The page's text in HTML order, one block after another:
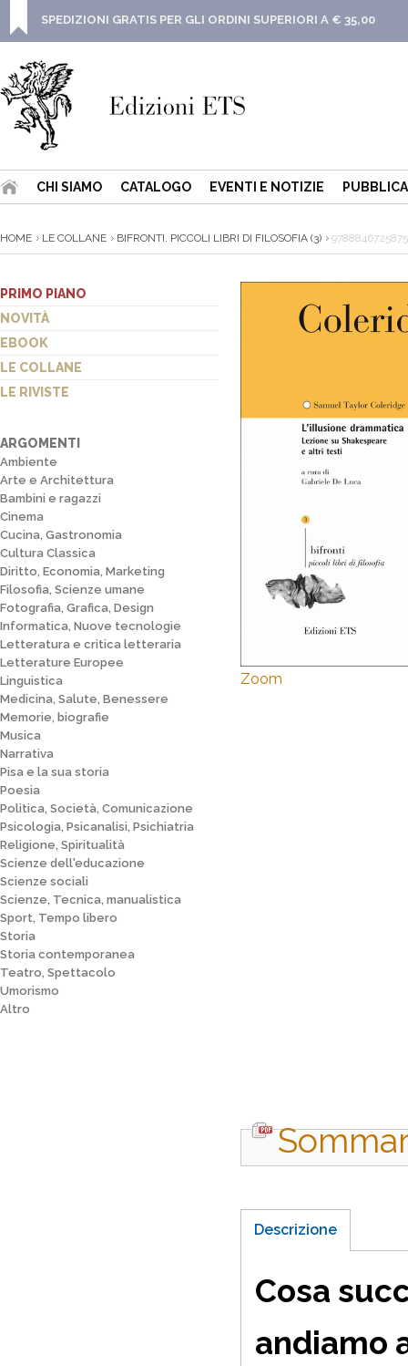
SPEDIZIONI GRATIS PER GLI ORDINI SUPERIORI A € 35,00
CHI SIAMO CATALOGO EVENTI E NOTIZIE
HOME LE COLLANE BIFRONTI. PICCOLI LIBRI DI FILOSOFIA (3) 9788846725875
PRIMO PIANO
NOVITÀ
EBOOK
LE COLLANE
LE RIVISTE
ARGOMENTI
Ambiente
Arte e Architettura
Bambini e ragazzi
Cinema
Cucina, Gastronomia
Cultura Classica
Diritto, Economia, Marketing
Filosofia, Scienze umane
Fotografia, Grafica, Design
Informatica, Nuove tecnologie
Letteratura e critica letteraria
Letterature Europee
Linguistica
Medicina, Salute, Benessere
Memorie, biografie
Musica
Narrativa
Pisa e la sua storia
Poesia
Politica, Società, Comunicazione
Psicologia, Psicanalisi, Psichiatria
Religione, Spiritualità
Scienze dell'educazione
Scienze sociali
Scienze, Tecnica, manualistica
Sport, Tempo libero
Storia
Storia contemporanea
Teatro, Spettacolo
Umorismo
Altro
Zoom
Descrizione
Cosa
andiamo